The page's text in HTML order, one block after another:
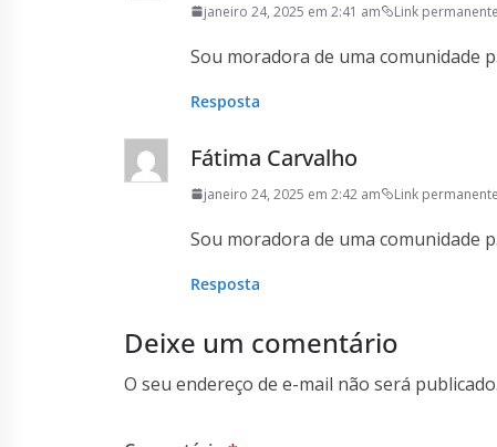
janeiro 24, 2025 em 2:41 am Link permanente
Sou moradora de uma comunidade
Resposta
Fátima Carvalho
janeiro 24, 2025 em 2:42 am Link permanente
Sou moradora de uma comunidade
Resposta
Deixe um comentário
O seu endereço de e-mail não será publicado.